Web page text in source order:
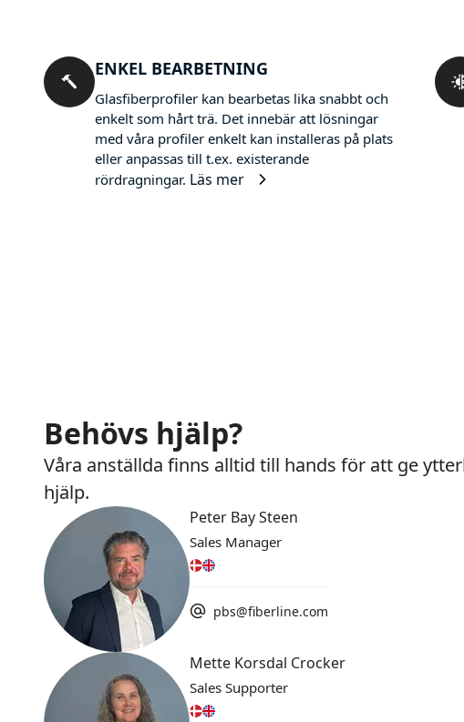
ENKEL BEARBETNING
Glasfiberprofiler kan bearbetas lika snabbt och
enkelt som hårt trä. Det innebär att lösningar
med våra profiler enkelt kan installeras på plats
eller anpassas till t.ex. existerande
rördragningar. Läs mer
Behövs hjälp?
Våra anställda finns alltid till hands för att ge
hjälp.
Peter Bay Steen
Sales Manager
pbs@fiberline.com
Mette Korsdal Crocker
Sales Supporter